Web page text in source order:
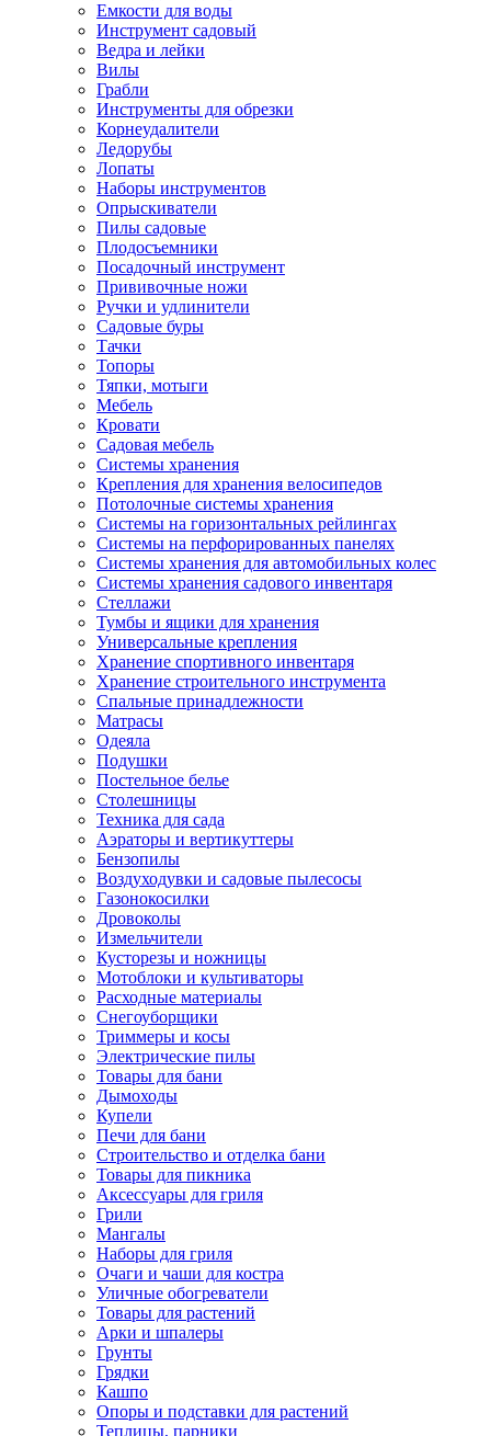
Емкости для воды
Инструмент садовый
Ведра и лейки
Вилы
Грабли
Инструменты для обрезки
Корнеудалители
Ледорубы
Лопаты
Наборы инструментов
Опрыскиватели
Пилы садовые
Плодосъемники
Посадочный инструмент
Прививочные ножи
Ручки и удлинители
Садовые буры
Тачки
Топоры
Тяпки, мотыги
Мебель
Кровати
Садовая мебель
Системы хранения
Крепления для хранения велосипедов
Потолочные системы хранения
Системы на горизонтальных рейлингах
Системы на перфорированных панелях
Системы хранения для автомобильных колес
Системы хранения садового инвентаря
Стеллажи
Тумбы и ящики для хранения
Универсальные крепления
Хранение спортивного инвентаря
Хранение строительного инструмента
Спальные принадлежности
Матрасы
Одеяла
Подушки
Постельное белье
Столешницы
Техника для сада
Аэраторы и вертикуттеры
Бензопилы
Воздуходувки и садовые пылесосы
Газонокосилки
Дровоколы
Измельчители
Кусторезы и ножницы
Мотоблоки и культиваторы
Расходные материалы
Снегоуборщики
Триммеры и косы
Электрические пилы
Товары для бани
Дымоходы
Купели
Печи для бани
Строительство и отделка бани
Товары для пикника
Аксессуары для гриля
Грили
Мангалы
Наборы для гриля
Очаги и чаши для костра
Уличные обогреватели
Товары для растений
Арки и шпалеры
Грунты
Грядки
Кашпо
Опоры и подставки для растений
Теплицы, парники